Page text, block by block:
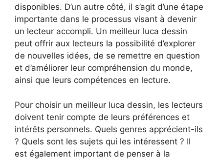
disponibles. D’un autre côté, il s’agit d’une étape
importante dans le processus visant à devenir
un lecteur accompli. Un meilleur luca dessin
peut offrir aux lecteurs la possibilité d’explorer
de nouvelles idées, de se remettre en question
et d’améliorer leur compréhension du monde,
ainsi que leurs compétences en lecture.
Pour choisir un meilleur luca dessin, les lecteurs
doivent tenir compte de leurs préférences et
intérêts personnels. Quels genres apprécient-ils
? Quels sont les sujets qui les intéressent ? Il
est également important de penser à la